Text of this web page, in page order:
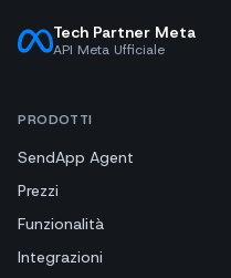
Tech Partner Meta
API Meta Ufficiale
PRODOTTI
SendApp Agent
Prezzi
Funzionalità
Integrazioni